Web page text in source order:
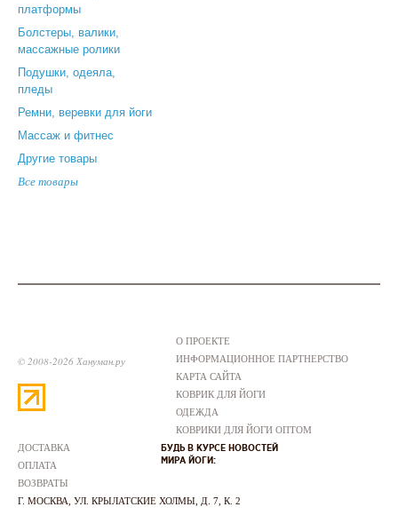
платформы
Болстеры, валики,
массажные ролики
Подушки, одеяла,
пледы
Ремни, веревки для йоги
Массаж и фитнес
Другие товары
Все товары
© 2008-2026 Хануман.ру
О ПРОЕКТЕ
ИНФОРМАЦИОННОЕ ПАРТНЕРСТВО
КАРТА САЙТА
КОВРИК ДЛЯ ЙОГИ
ОДЕЖДА
КОВРИКИ ДЛЯ ЙОГИ ОПТОМ
ДОСТАВКА
ОПЛАТА
ВОЗВРАТЫ
БУДЬ В КУРСЕ НОВОСТЕЙ
МИРА ЙОГИ:
Г. МОСКВА УЛ. КРЫЛАТСКИЕ ХОЛМЫ, Д. 7, К. 2